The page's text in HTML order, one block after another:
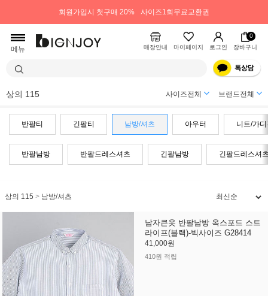
회원가입시 첫구매 20% 사이즈1회무료교환권
메뉴 매장안내 마이페이지 로그인
0
장바구니
상의 115 사이즈전체 브랜드전체
반팔티 긴팔티 남방/셔츠 아우터 니트/가
반팔남방 반팔드레스셔츠 긴팔남방 긴팔드레스셔
상의 115 > 남방/셔츠
남자큰옷 반팔남방 옥스포드 스트
라이프(블랙)-빅사이즈 G28414
41,000원
410원 적립